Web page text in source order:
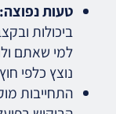
טעות נפוצה:
ביכולות
למי שאתם
נוצץ כלפי
התחייבות